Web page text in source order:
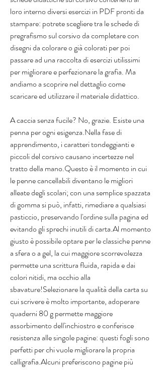
loro interno diversi esercizi in PDF pronti da
stampare: potrete scegliere tra le schede di
pregrafismo sul corsivo da completare con
disegni da colorare o già colorati per poi
passare ad una raccolta di esercizi utilissimi
per migliorare e perfezionare la grafia. Ma
andiamo a scoprire nel dettaglio come
scaricare ed utilizzare il materiale didattico.
A caccia senza fucile? No, grazie. Esiste una
penna per ogni esigenza.Nella fase di
apprendimento, i caratteri tondeggianti e
piccoli del corsivo causano incertezze nel
tratto della mano.Questo è il momento in cui
le penne cancellabili diventano le migliori
alleate degli scolari; con una semplice spazzata
di gomma si può, infatti, rimediare a qualsiasi
pasticcio, preservando l'ordine sulla pagina ed
evitando gli sprechi inutili di carta.Al momento
giusto è possibile optare per le classiche penne
a sfera o a gel, la cui maggiore scorrevolezza
permette una scrittura fluida, rapida e dai
colori nitidi, ma occhio alla
sbavature!Selezionare la qualità della carta su
cui scrivere è molto importante, adoperare
quaderni 80 g permette maggiore
assorbimento dell'inchiostro e conferisce
resistenza alle singole pagine: questi fogli sono
perfetti per chi vuole migliorare la propria
calligrafia.Alcuni preferiscono pagine più